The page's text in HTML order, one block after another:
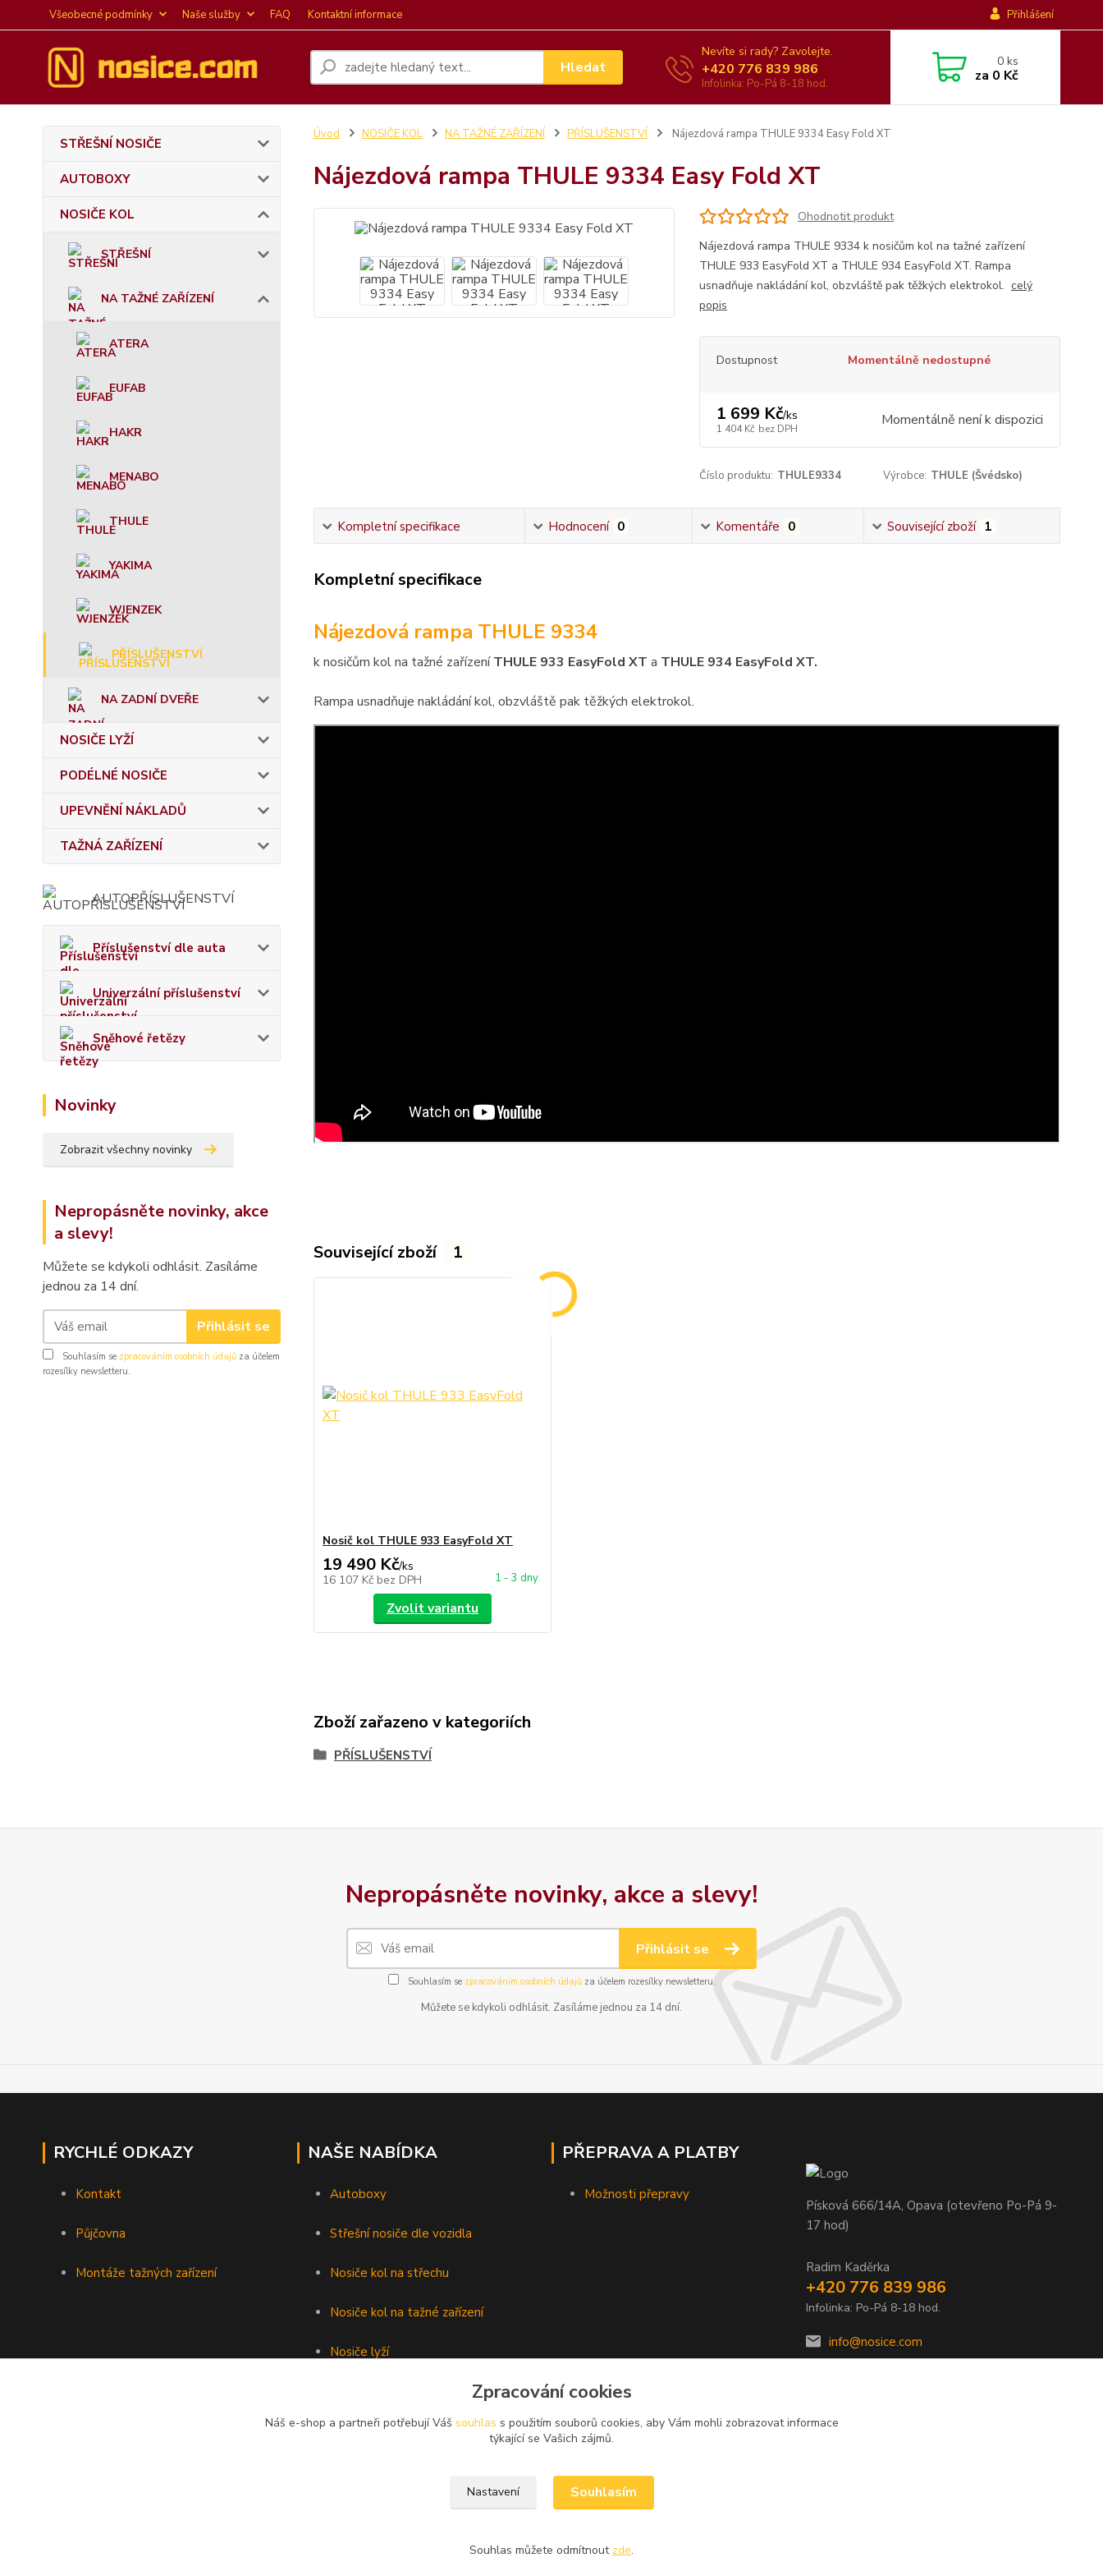
Všeobecné podmínky Naše služby FAQ Kontaktní informace Přihlášení
Hledat
Nevíte si rady? Zavolejte.
+420 776 839 986
Infolinka: Po-Pá 8-18 hod.
0ks
za 0 Kč
STŘEŠNÍ NOSIČE
AUTOBOXY
NOSIČE KOL
STŘEŠNÍ
NA TAŽNÉ ZAŘÍZENÍ
ATERA
EUFAB
HAKR
MENABO
THULE
YAKIMA
WJENZEK
PŘÍSLUŠENSTVÍ
NA ZADNÍ DVEŘE
NOSIČE LYŽÍ
PODÉLNÉ NOSIČE
UPEVNĚNÍ NÁKLADŮ
TAŽNÁ ZAŘÍZENÍ
AUTOPŘÍSLUŠENSTVÍ
Příslušenství dle auta
Univerzální příslušenství
Sněhové řetězy
Novinky
Zobrazit všechny novinky
Nepropásněte novinky, akce
a slevy!
Můžete se kdykoli odhlásit. Zasíláme
jednou za 14 dní.
Přihlásit se
Souhlasím se zpracováním osobních údajů za účelem
rozesílky newsletteru.
Úvod NOSIČE KOL NA TAŽNÉ ZAŘÍZENÍ PŘÍSLUŠENSTVÍ Nájezdová rampa THULE 9334 Easy Fold XT
Nájezdová rampa THULE 9334 Easy Fold XT
Ohodnotit produkt
Nájezdová rampa THULE 9334 k nosičům kol na tažné zařízení
THULE 933 EasyFold XT a THULE 934 EasyFold XT. Rampa
usnadňuje nakládání kol, obzvláště pak těžkých elektrokol. celý
popis
Dostupnost Momentálně nedostupné
1 699 Kč/ks
1 404 Kč bez DPH Momentálně není k dispozici
Číslo produktu: THULE9334 Výrobce: THULE (Švédsko)
Kompletní specifikace Hodnocení 0 Komentáře 0 Související zboží 1
Kompletní specifikace
Nájezdová rampa THULE 9334
k nosičům kol na tažné zařízeníTHULE 933 EasyFold XT a THULE 934 EasyFold XT.
Rampa usnadňuje nakládání kol, obzvláště pak těžkých elektrokol.
Související zboží 1
Nosič kol THULE 933 EasyFold XT
19 490 Kč/ks
16 107 Kč bez DPH 1 - 3 dny
Zvolit variantu
Zboží zařazeno v kategoriích
PŘÍSLUŠENSTVÍ
Nepropásněte novinky, akce a slevy!
Přihlásit se
Souhlasím se zpracováním osobních údajůza účelem rozesílky newsletteru.
Můžete se kdykoli odhlásit. Zasíláme jednou za 14 dní.
RYCHLÉ ODKAZY
Kontakt
Půjčovna
Montáže tažných zařízení
NAŠE NABÍDKA
Autoboxy
Střešní nosiče dle vozidla
Nosiče kol na střechu
Nosiče kol na tažné zařízení
Nosiče lyží
PŘEPRAVA A PLATBY
Možnosti přepravy
Písková 666/14A, Opava (otevřeno Po-Pá 9-
17 hod)
Radim Kaděrka
+420 776 839 986
Infolinka: Po-Pá 8-18 hod.
info@nosice.com
Zpracování cookies
Náš e-shop a partneři potřebují Váš souhlas s použitím souborů cookies, aby Vám mohli zobrazovat informace
týkající se Vašich zájmů.
Nastavení Souhlasím
Souhlas můžete odmítnout zde.